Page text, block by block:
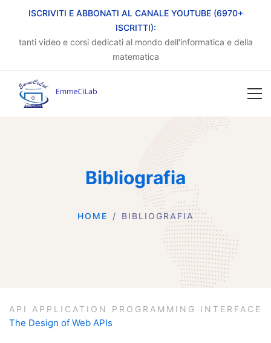
ISCRIVITI E ABBONATI AL CANALE YOUTUBE (6970+
ISCRITTI):
tanti video e corsi dedicati al mondo dell'informatica e della
matematica
Bibliografia
HOME BIBLIOGRAFIA
API APPLICATION PROGRAMMING INTERFACE
The Design of Web APIs